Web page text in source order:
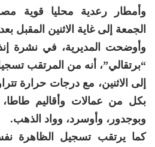
وأمطار رعدية محليا قوية
الجمعة إلى غاية الاثنين المقبل
وأوضحت المديرية، في نشرة
“برتقالي”، أنه من المرتقب
بكل من عمالات وأقاليم طاطا،
وبوجدور، وأوسرد، وواد الذهب.
كما يرتقب تسجيل الظاهرة